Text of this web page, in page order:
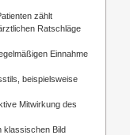
zählt
Ratschläge
Einnahme
beispielsweise
Mitwirkung des
klassischen Bild